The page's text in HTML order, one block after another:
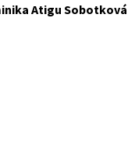
Atigu Sobotková